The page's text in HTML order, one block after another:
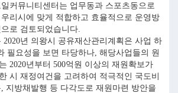
커뮤니티센터는 업무동과 스포츠동으로
리시에 맞게 적합하고 효율적으로 운영방
로 검토되었습니다.
년 의왕시 공유재산관리계획은 사업 하
필요성을 보면 타당하나, 해당사업들의 원
2020년부터 500억원 이상의 재원확보가
시 재정여건을 고려하여 적극적인 국도비
지방채발행 등 다각도로 재원마련 방안을